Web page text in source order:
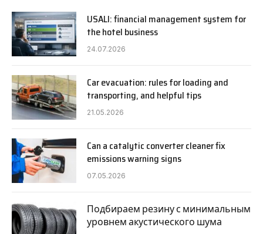
USALI: financial management system for
the hotel business
24.07.2026
Car evacuation: rules for loading and
transporting, and helpful tips
21.05.2026
Can a catalytic converter cleaner fix
emissions warning signs
07.05.2026
Подбираем резину с минимальным
уровнем акустического шума